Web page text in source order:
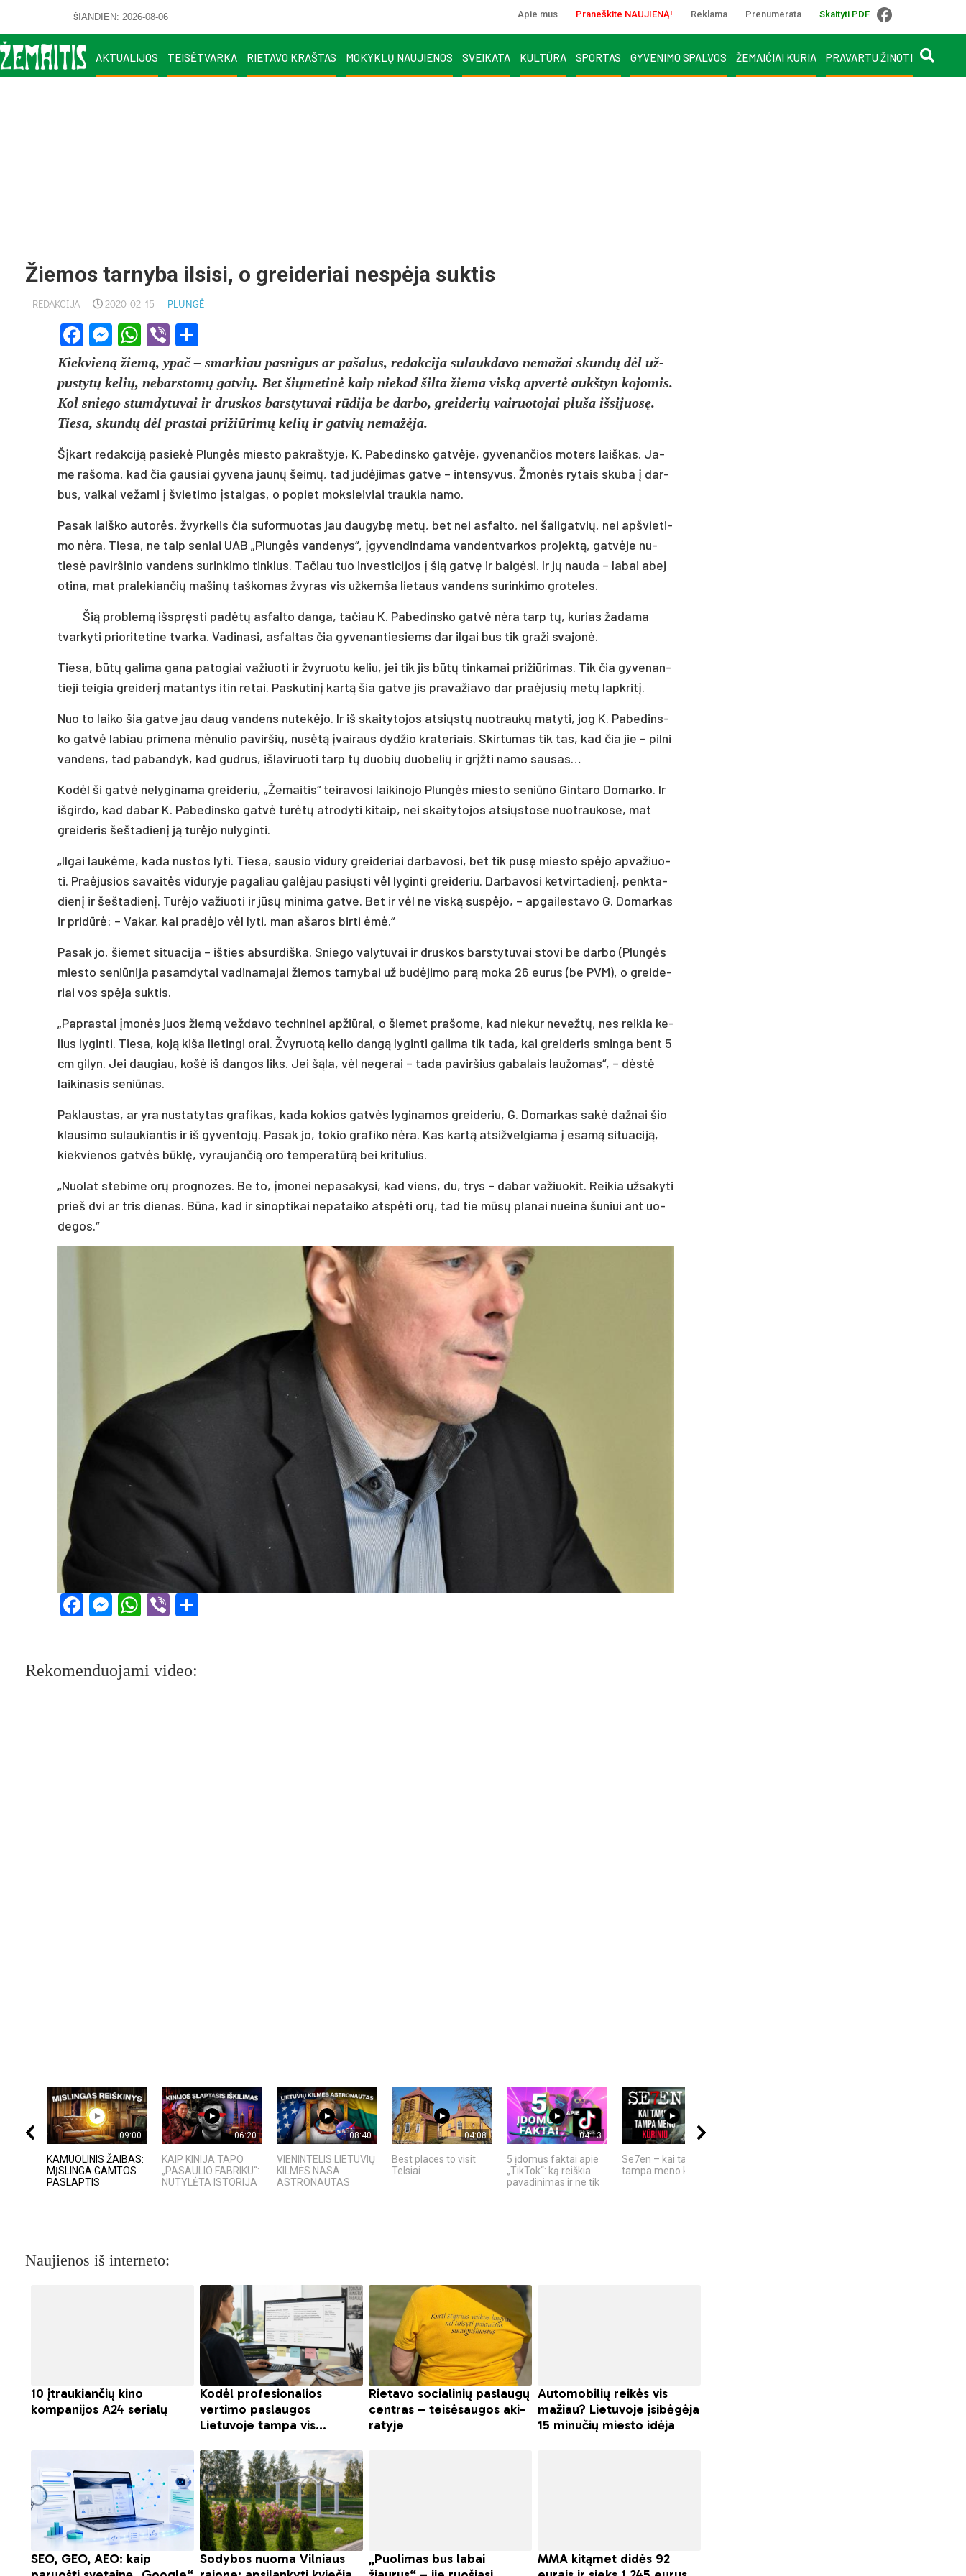
ŠIANDIEN: 2026-08-06 Apie mus Praneškite NAUJIENĄ! Reklama Prenumerata Skaityti PDF
AKTUALIJOS TEISĖTVARKA RIETAVO KRAŠTAS MOKYKLŲ NAUJIENOS SVEIKATA KULTŪRA SPORTAS GYVENIMO SPALVOS ŽEMAIČIAI KURIA PRAVARTU ŽINOTI
Žiemos tarnyba ilsisi, o greideriai nespėja suktis
REDAKCIJA 2020-02-15 PLUNGĖ
Facebook
Messenger
WhatsApp
Viber
Kiek­vieną žiemą, ypač – smar­kiau pa­sni­gus ar pa­ša­lus, re­dak­ci­ja su­lauk­da­vo ne­ma­žai skundų dėl už­
pus­tytų ke­lių, ne­bars­tomų gat­vių. Bet šių­me­tinė kaip nie­kad šil­ta žie­ma viską ap­vertė aukš­tyn ko­jo­mis.
Kol snie­go stum­dy­tu­vai ir drus­kos bars­ty­tu­vai rūdi­ja be dar­bo, grei­de­rių vai­ruo­to­jai plu­ša iš­si­juosę.
Tie­sa, skundų dėl pra­stai pri­žiū­rimų ke­lių ir gat­vių ne­mažė­ja.
Šįkart re­dak­ciją pa­siekė Plungės mies­to pa­kraš­ty­je, K. Pa­be­dins­ko gatvė­je, gy­ve­nan­čios mo­ters laiš­kas. Ja­
me ra­šo­ma, kad čia gau­siai gy­ve­na jaunų šeimų, tad judė­ji­mas gat­ve – in­ten­sy­vus. Žmonės ry­tais sku­ba į dar­
bus, vai­kai ve­ža­mi į švie­ti­mo įstai­gas, o po­piet moks­lei­viai trau­kia na­mo.
Pa­sak laiš­ko au­torės, žvyr­ke­lis čia su­for­muo­tas jau dau­gybę metų, bet nei as­fal­to, nei ša­li­gat­vių, nei ap­švie­ti­
mo nėra. Tie­sa, ne taip se­niai UAB „Plungės van­de­nys“, įgy­ven­din­da­ma van­dent­var­kos pro­jektą, gatvė­je nu­
tiesė pa­vir­ši­nio van­dens su­rin­ki­mo tink­lus. Ta­čiau tuo in­ves­ti­ci­jos į šią gatvę ir baigė­si. Ir jų nau­da – la­bai abe­j
o­ti­na, mat pra­le­kian­čių ma­šinų taš­ko­mas žvy­ras vis už­kem­ša lie­taus van­dens su­rin­ki­mo gro­te­les.
Šią pro­blemą išspręs­ti pa­dėtų as­fal­to dan­ga, ta­čiau K. Pa­be­dins­ko gatvė nėra tarp tų, ku­rias ža­da­ma
tvar­ky­ti prio­ri­te­ti­ne tvar­ka. Va­di­na­si, as­fal­tas čia gy­ve­nan­tie­siems dar il­gai bus tik gra­ži sva­jonė.
Tie­sa, būtų ga­li­ma ga­na pa­to­giai va­žiuo­ti ir žvy­ruo­tu ke­liu, jei tik jis būtų tin­ka­mai pri­žiū­ri­mas. Tik čia gy­ve­nan­
tie­ji tei­gia grei­derį ma­tan­tys itin re­tai. Pas­ku­tinį kartą šia gat­ve jis pra­va­žia­vo dar pra­ėju­sių metų lapk­ritį.
Nuo to lai­ko šia gat­ve jau daug van­dens nu­tekė­jo. Ir iš skai­ty­to­jos at­si­ųstų nuo­traukų ma­ty­ti, jog K. Pa­be­dins­
ko gatvė la­biau pri­me­na mėnu­lio pa­vir­šių, nu­sėtą įvai­raus dyd­žio kra­te­riais. Skir­tu­mas tik tas, kad čia jie – pil­ni
van­dens, tad pa­ban­dyk, kad gud­rus, iš­la­vi­ruo­ti tarp tų duo­bių duo­be­lių ir grįžti na­mo sau­sas…
Kodėl ši gatvė ne­ly­gi­na­ma grei­de­riu, „Že­mai­tis“ tei­ra­vo­si lai­ki­no­jo Plungės mies­to se­niū­no Gin­ta­ro Do­mar­ko. Ir
iš­gir­do, kad da­bar K. Pa­be­dins­ko gatvė turėtų at­ro­dy­ti ki­taip, nei skai­ty­to­jos at­si­ųsto­se nuo­trau­ko­se, mat
grei­de­ris šeš­ta­dienį ją turė­jo nu­ly­gin­ti.
„Il­gai laukė­me, ka­da nu­stos ly­ti. Tie­sa, sau­sio vi­du­ry grei­de­riai dar­ba­vo­si, bet tik pusę mies­to spėjo ap­va­žiuo­
ti. Praė­ju­sios sa­vaitės vi­du­ry­je pa­ga­liau galė­jau pa­si­ųsti vėl ly­gin­ti grei­de­riu. Dar­ba­vo­si ket­vir­ta­dienį, penk­ta­
dienį ir šeš­ta­dienį. Turė­jo va­žiuo­ti ir jūsų mi­ni­ma gat­ve. Bet ir vėl ne viską su­spėjo, – ap­gai­les­ta­vo G. Do­mar­kas
ir pri­dūrė: – Va­kar, kai pra­dėjo vėl ly­ti, man aša­ros bir­ti ėmė.“
Pa­sak jo, šie­met si­tua­ci­ja – iš­ties ab­sur­diš­ka. Snie­go va­ly­tu­vai ir drus­kos bars­ty­tu­vai sto­vi be dar­bo (Plungės
mies­to se­niū­ni­ja pa­sam­dy­tai va­di­na­ma­jai žie­mos tar­ny­bai už budė­ji­mo par­ą mo­ka 26 eu­rus (be PVM), o grei­de­
riai vos spėja su­ktis.
„Pap­ras­tai įmonės juos žiemą vež­da­vo tech­ni­nei ap­žiū­rai, o šie­met pra­šo­me, kad nie­kur ne­vežtų, nes rei­kia ke­
lius ly­gin­ti. Tie­sa, koją ki­ša lie­tin­gi orai. Žvy­ruotą ke­lio dangą ly­gin­ti ga­li­ma tik ta­da, kai grei­de­ris smin­ga bent 5
cm gi­lyn. Jei dau­giau, košė iš dan­gos liks. Jei šąla, vėl ne­ge­rai – ta­da pa­vir­šius ga­ba­lais lau­žo­mas“, – dėstė
lai­ki­na­sis se­niū­nas.
Pak­laus­tas, ar yra nu­sta­ty­tas gra­fi­kas, ka­da ko­kios gatvės ly­gi­na­mos grei­de­riu, G. Do­mar­kas sakė daž­nai šio
klau­si­mo su­lau­kian­tis ir iš gy­ven­tojų. Pa­sak jo, to­kio gra­fi­ko nėra. Kas kartą at­si­žvel­gia­ma į esamą si­tua­ciją,
kiek­vie­nos gatvės būklę, vy­rau­jan­čią oro tem­pe­ratūrą bei kri­tu­lius.
„Nuo­lat ste­bi­me orų pro­gno­zes. Be to, įmo­nei ne­pa­sa­ky­si, kad viens, du, trys – da­bar va­žiuo­kit. Rei­kia už­sa­ky­ti
prie­š dvi ar tris die­nas. Būna, kad ir si­nop­ti­kai ne­pa­tai­ko at­spėti orų, tad tie mūsų pla­nai nuei­na šu­niui ant uo­
de­gos.“
Facebook
Messenger
WhatsApp
Viber
Rekomenduojami video:
09:00
KAMUOLINIS ŽAIBAS:
MĮSLINGA GAMTOS
PASLAPTIS
06:20
KAIP KINIJA TAPO
„PASAULIO FABRIKU“:
NUTYLĖTA ISTORIJA
08:40
VIENINTELIS LIETUVIŲ
KILMĖS NASA
ASTRONAUTAS
04:08
Best places to visit
Telsiai
04:13
5 įdomūs faktai apie
„TikTok“: ką reiškia
pavadinimas ir ne tik
17:50
Se7en – kai tamsa
tampa meno kūriniu
Naujienos iš interneto: